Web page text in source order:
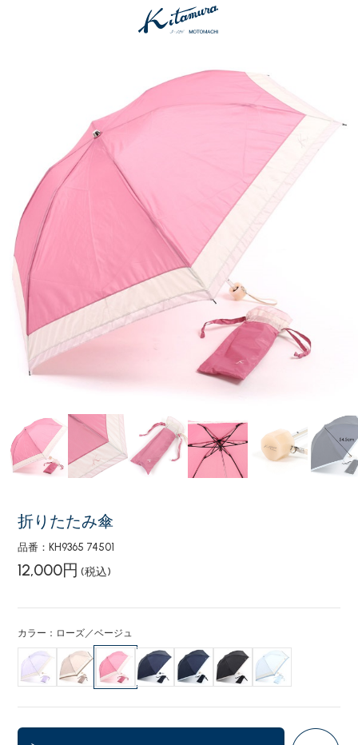
折りたたみ傘
品番：KH9365 74501
12,000円 (税込)
カラー：ローズ／ベージュ